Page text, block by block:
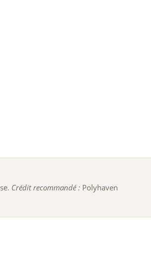
Crédit recommandé : Polyhaven